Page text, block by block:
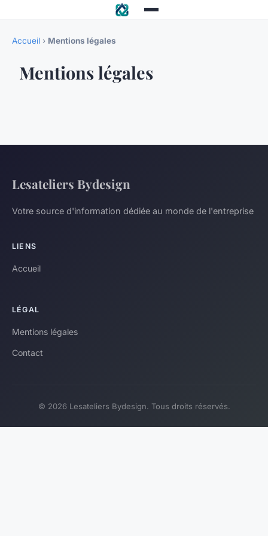
Accueil › Mentions légales
Mentions légales
Lesateliers Bydesign
Votre source d'information dédiée au monde de l'entreprise
LIENS
Accueil
LÉGAL
Mentions légales
Contact
© 2026 Lesateliers Bydesign. Tous droits réservés.